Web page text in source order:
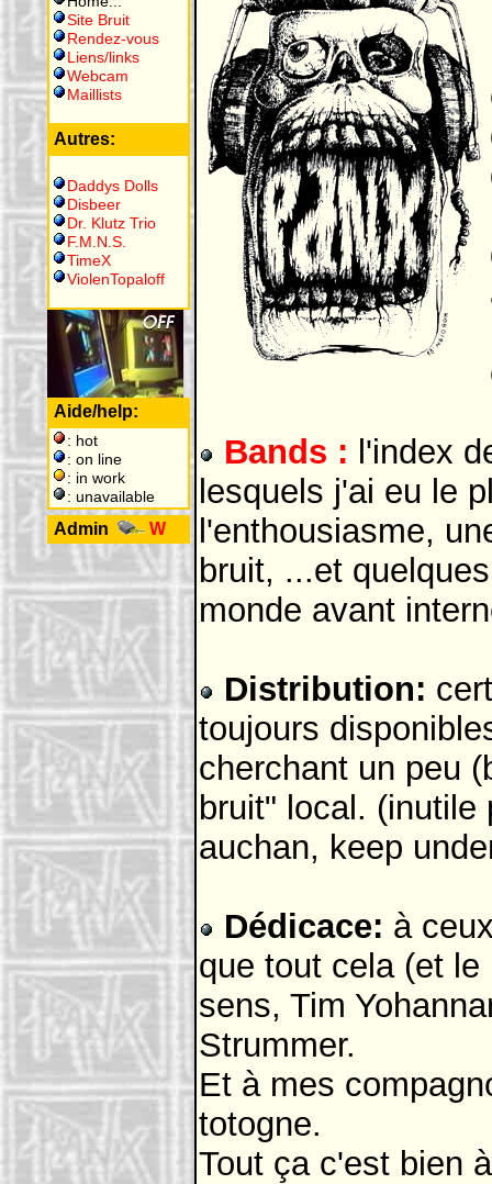
Site Bruit
Rendez-vous
Liens/links
Webcam
Maillists
Autres:
Daddys Dolls
Disbeer
Dr. Klutz Trio
F.M.N.S.
TimeX
ViolenTopaloff
Aide/help:
: hot
: on line
: in work
: unavailable
Admin W
Bands : l'index
lesquels j'ai eu le
l'enthousiasme,
bruit, ...et
monde avant
Distribution:
toujours
cherchant un peu
bruit" local.
auchan, keep
Dédicace: à
que tout cela (et
sens, Tim
Strummer.
Et à mes
totogne.
Tout ça c'est bien